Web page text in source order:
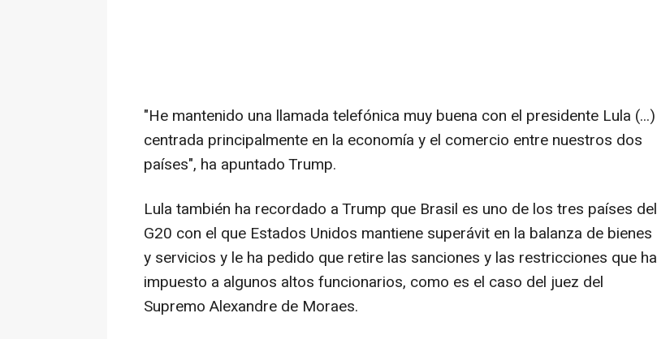
"He mantenido una llamada telefónica muy buena con el presidente Lula (...)
centrada principalmente en la economía y el comercio entre nuestros dos
países", ha apuntado Trump.
Lula también ha recordado a Trump que Brasil es uno de los tres países del
G20 con el que Estados Unidos mantiene superávit en la balanza de bienes
y servicios y le ha pedido que retire las sanciones y las restricciones que ha
impuesto a algunos altos funcionarios, como es el caso del juez del
Supremo Alexandre de Moraes.